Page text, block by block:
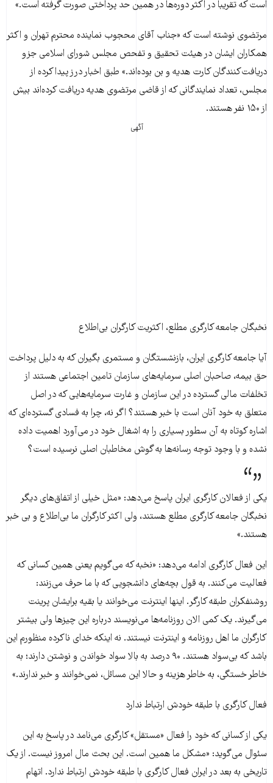
است که تقریباً در اکثر دوره‌ها در همین حد پرداختی صورت گرفته است.»
مرتضوی نوشته است که «جناب آقای محجوب نماینده محترم تهران و اکثر
همکاران ایشان در هیئت تحقیق و تفحص مجلس شورای اسلامی جزو
دریافت‌کنندگان کارت هدیه و بن بوده‌اند.» طبق اخبار درز پیدا کرده از
مجلس، تعداد نمایندگانی که از قاضی مرتضوی هدیه دریافت کرده‌اند بیش
از ۱۵۰ نفر هستند.
آگهی
نخبگان جامعه کارگری مطلع، اکثریت کارگران بی‌اطلاع
آیا جامعه کارگری ایران، بازنشستگان و مستمری بگیران که به دلیل پرداخت
حق بیمه، صاحبان اصلی سرمایه‌های سازمان تامین اجتماعی هستند از
تخلفات مالی گسترده در این سازمان و غارت سرمایه‌هایی که در اصل
متعلق به خود آنان است با خبر هستند؟ اگر نه، چرا به فسادی گسترده‌ای که
اشاره کوتاه به آن سطور بسیاری را به اشغال خود در می‌آورد اهمیت داده
نشده و با وجود توجه رسانه‌ها به گوش مخاطبان اصلی نرسیده است؟
یکی از فعالان کارگری ایران پاسخ می‌دهد: «مثل خیلی از اتفاق‌‌های دیگر
نخبگان جامعه کارگری مطلع هستند، ولی اکثر کارگران ما بی‌اطلاع و بی خبر
هستند.»
این فعال کارگری ادامه می‌دهد: «نخبه که می‌گویم یعنی همین کسانی که
فعالیت می‌کنند. به قول بچه‌های دانشجویی که با ما حرف می‌زنند:
روشنفکران طبقه کارگر. اینها اینترنت می‌خوانند یا بقیه برایشان پرینت
می‌گیرند. یک کمی الان روزنامه‌ها می‌نویسند درباره این چیزها ولی بیشتر
کارگران ما اهل روزنامه و اینترنت نیستند. نه اینکه خدای ناکرده منظورم این
باشد که بی‌سواد هستند. ۹۰ درصد به بالا سواد خواندن و نوشتن دارند؛ به
خاطر خستگی، به خاطر هزینه و حالا این مسائل، نمی‌خوانند و خبر ندارند.»
فعال کارگری با طبقه خودش ارتباط ندارد
یکی از کسانی که خود را فعال «مستقل» کارگری می‌نامد در پاسخ به این
سئوال می‌گوید: «مشکل ما همین است. این بحث مال امروز نیست. از یک
تاریخی به بعد در ایران فعال کارگری با طبقه خودش ارتباط ندارد. اتهام